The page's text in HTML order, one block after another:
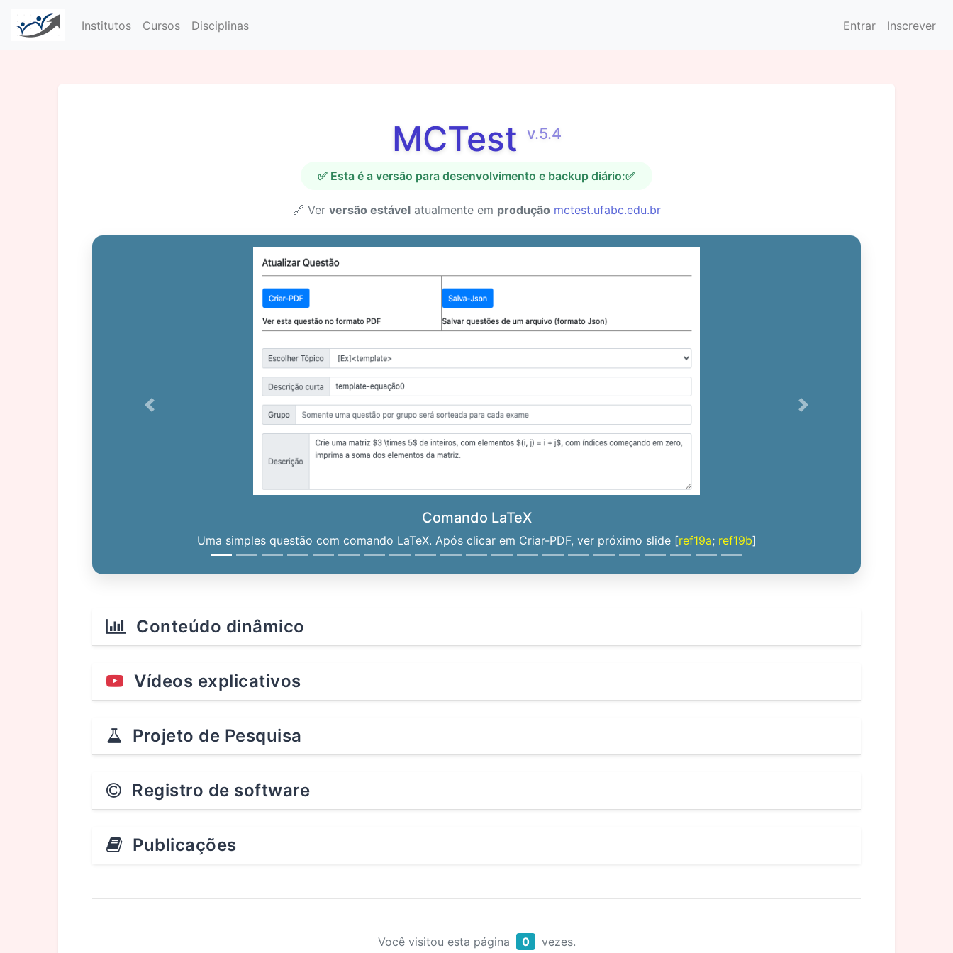
Institutos Cursos Disciplinas Entrar Inscrever
MCTest v.5.4
✅ Esta é a versão para desenvolvimento e backup diário:✅
🔗 Ver versão estávelatualmente em produção mctest.ufabc.edu.br
Comando LaTeX
Uma simples questão com comando LaTeX. Após clicar em Criar-PDF, ver próximo slide [ref19a; ref19b]
Previous Next
Conteúdo dinâmico
Vídeos explicativos
Projeto de Pesquisa
Registro de software
Publicações
Você visitou esta página 0 vezes.